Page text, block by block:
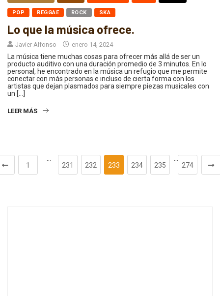
POP REGGAE ROCK SKA
Lo que la música ofrece.
Javier Alfonso enero 14, 2024
La música tiene muchas cosas para ofrecer más allá de ser un
producto auditivo con una duración promedio de 3 minutos. En lo
personal, he encontrado en la música un refugio que me permite
conectar con más personas e incluso de cierta forma con los
artistas que dejan plasmados para siempre piezas musicales con
un […]
LEER MÁS
1
231
232 233 234 235
274